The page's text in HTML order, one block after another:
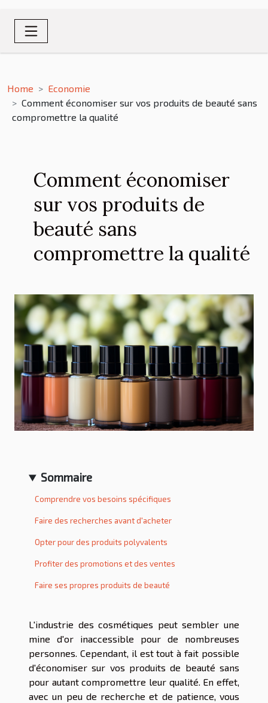
Home
Economie
Comment économiser sur vos produits de beauté sans
compromettre la qualité
Comment économiser
sur vos produits de
beauté sans
compromettre la qualité
Sommaire
Comprendre vos besoins spécifiques
Faire des recherches avant d'acheter
Opter pour des produits polyvalents
Profiter des promotions et des ventes
Faire ses propres produits de beauté
L'industrie des cosmétiques peut sembler une
mine d'or inaccessible pour de nombreuses
personnes. Cependant, il est tout à fait possible
d'économiser sur vos produits de beauté sans
pour autant compromettre leur qualité. En effet,
avec un peu de recherche et de patience, vous